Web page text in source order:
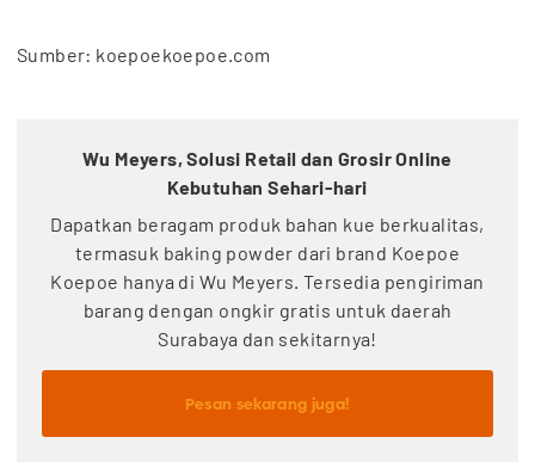
Sumber: koepoekoepoe.com
Wu Meyers, Solusi Retail dan Grosir Online
Kebutuhan Sehari-hari
Dapatkan beragam produk bahan kue berkualitas,
termasuk baking powder dari brand Koepoe
Koepoe hanya di Wu Meyers. Tersedia pengiriman
barang dengan ongkir gratis untuk daerah
Surabaya dan sekitarnya!
Pesan sekarang juga!